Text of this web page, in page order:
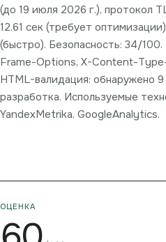
(до 19 июля 2026 г.), протокол
12.61 сек (требует
(быстро). Безопасность: 34/
Frame-Options, X-Content-
HTML-валидация: обнаружено
разработка. Используемые
YandexMetrika, GoogleAnalytics.
ОЦЕНКА